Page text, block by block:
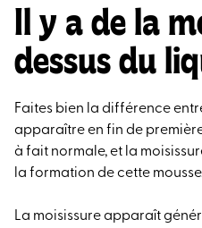
Il y a de la
dessus du
Faites bien la différence
apparaître en fin de
à fait normale, et la
la formation de cette
La moisissure apparaît